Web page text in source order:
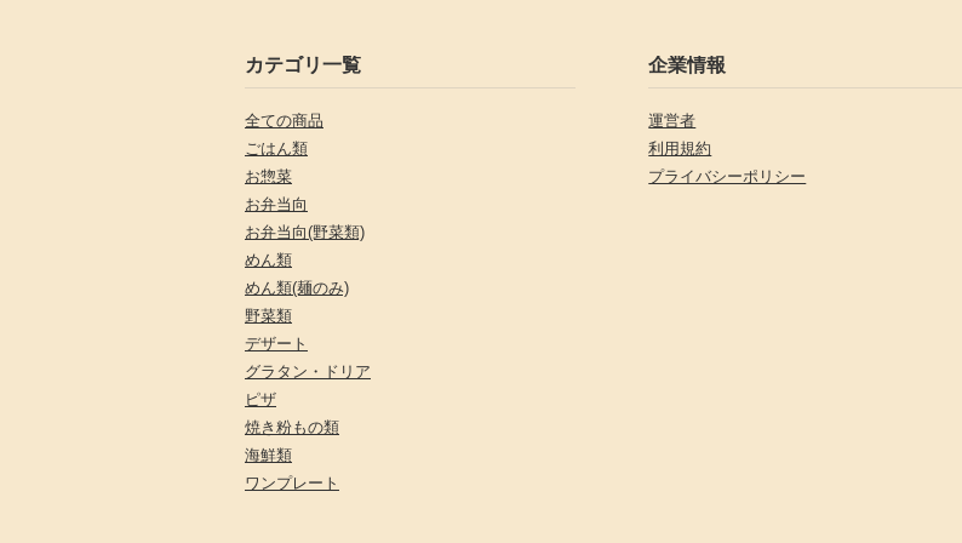
カテゴリ一覧
全ての商品
ごはん類
お惣菜
お弁当向
お弁当向(野菜類)
めん類
めん類(麺のみ)
野菜類
デザート
グラタン・ドリア
ピザ
焼き粉もの類
海鮮類
ワンプレート
企業情報
運営者
利用規約
プライバシーポリシー